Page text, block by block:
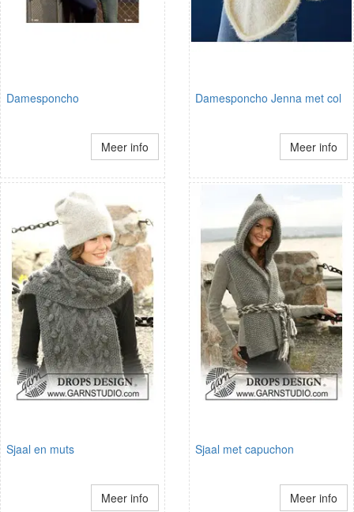
Damesponcho
Meer info
Damesponcho Jenna met col
Meer info
Sjaal en muts
Meer info
Sjaal met capuchon
Meer info